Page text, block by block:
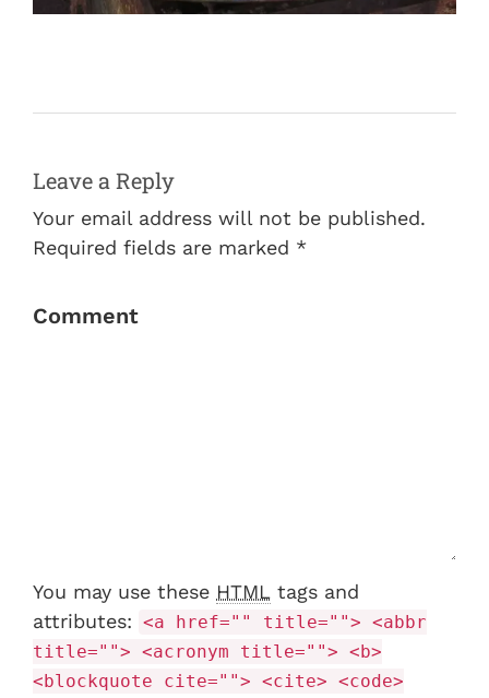
Leave a Reply
Your email address will not be published.
Required fields are marked *
Comment
You may use these HTML tags and
attributes: <a href="" title=""> <abbr
title=""> <acronym title=""> <b>
<blockquote cite=""> <cite> <code>